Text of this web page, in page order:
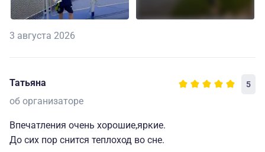
3 августа 2026
Татьяна 5
об организаторе
Впечатления очень хорошие,яркие.
До сих пор снится теплоход во сне.